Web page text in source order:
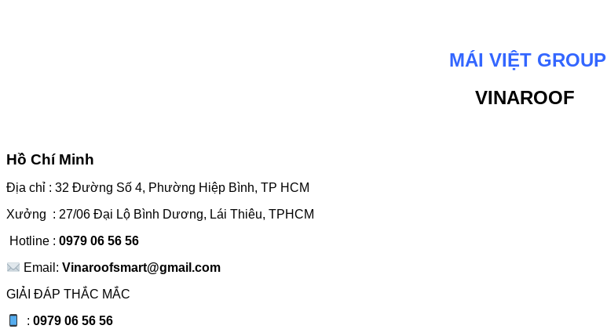
MÁI VIỆT GROUP
VINAROOF
Hồ Chí Minh
Địa chỉ : 32 Đường Số 4, Phường Hiệp Bình, TP HCM
Xưởng : 27/06 Đại Lộ Bình Dương, Lái Thiêu, TPHCM
Hotline : 0979 06 56 56
Email:Vinaroofsmart@gmail.com
GIẢI ĐÁP THẮC MẮC
:0979 06 56 56